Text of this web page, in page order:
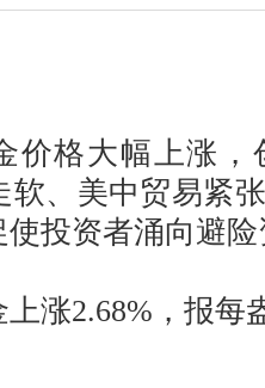
价格大幅上涨，
软、美中贸易紧
投资者涌向避
涨2.68%，报每